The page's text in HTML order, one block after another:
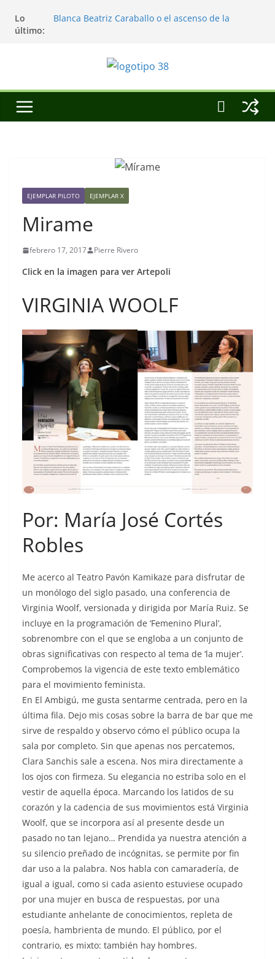
Lo
último:
Blanca Beatriz Caraballo o el ascenso de la
El pintor, la pintura y su interpretación
La Roldana: el descanso imposible de una
Utopías de un viajero
EJEMPLAR PILOTO EJEMPLAR X
Mirame
febrero 17, 2017 Pierre Rivero
Click en la imagen para ver Artepoli
VIRGINIA WOOLF
Por: María José Cortés
Robles
Me acerco al Teatro Pavón Kamikaze para disfrutar de
un monólogo del siglo pasado, una conferencia de
Virginia Woolf, versionada y dirigida por María Ruiz. Se
incluye en la programación de ‘Femenino Plural’,
sobrenombre con el que se engloba a un conjunto de
obras significativas con respecto al tema de ‘la mujer’.
Comprobemos la vigencia de este texto emblemático
para el movimiento feminista.
En El Ambigú, me gusta sentarme centrada, pero en la
última fila. Dejo mis cosas sobre la barra de bar que me
sirve de respaldo y observo cómo el público ocupa la
sala por completo. Sin que apenas nos percatemos,
Clara Sanchis sale a escena. Nos mira directamente a
los ojos con firmeza. Su elegancia no estriba solo en el
vestir de aquella época. Marcando los latidos de su
corazón y la cadencia de sus movimientos está Virginia
Woolf, que se incorpora así al presente desde un
pasado no tan lejano… Prendida ya nuestra atención a
su silencio preñado de incógnitas, se permite por fin
dar uso a la palabra. Nos habla con camaradería, de
igual a igual, como si cada asiento estuviese ocupado
por una mujer en busca de respuestas, por una
estudiante anhelante de conocimientos, repleta de
poesía, hambrienta de mundo. El público, por el
contrario, es mixto: también hay hombres.